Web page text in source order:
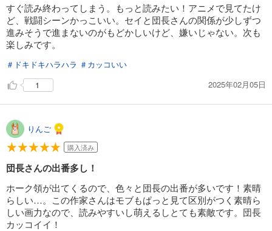
すぐ読み終わってしまう。もっと読みたい！アニメで見てたけ
ど、戦闘シーンかっこいい。セイと団長さんの関係が少しずつ
進みそうで進まないのがもどかしいけど、嫌いじゃない。次も
楽しみです。
＃ドキドキハラハラ ＃カッコいい
1
2025年02月05日
りんご
購入済み
団長さんの出番多し！
ホーク領が出てくるので、色々と団長の出番が多いです！素晴
らしい…。この作家さんはモブもぱっと見て区別がつく素晴ら
しい画力なので、読みやすいし萌えるしとても素敵です。団長
カッコイイ！